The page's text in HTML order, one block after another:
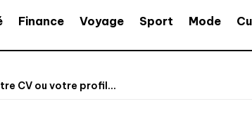
Finance Voyage Sport Mode
CV ou votre profil...